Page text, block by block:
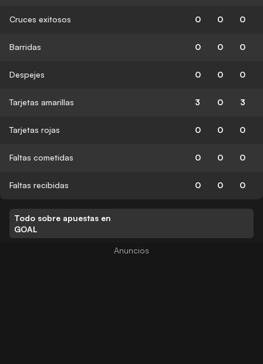
Cruces exitosos 0 0 0
Barridas 0 0 0
Despejes 0 0 0
Tarjetas amarillas 3 0 3
Tarjetas rojas 0 0 0
Faltas cometidas 0 0 0
Faltas recibidas 0 0 0
Todo sobre apuestas en
GOAL